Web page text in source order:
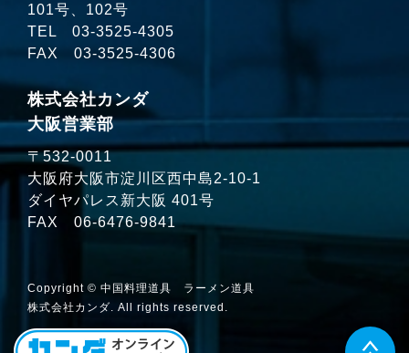
101号、102号
TEL 03-3525-4305
FAX 03-3525-4306
株式会社カンダ
大阪営業部
〒532-0011
大阪府大阪市淀川区西中島2-10-1
ダイヤパレス新大阪 401号
FAX 06-6476-9841
Copyright © 中国料理道具 ラーメン道具
株式会社カンダ. All rights reserved.